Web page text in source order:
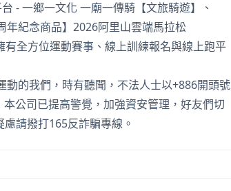
- 一鄉一文化 一廟一傳騎【文旅騎遊】、
年紀念商品】2026阿里山雲端馬拉松
全方位運動賽事、線上訓練報名與線上跑平
的我們，時有聽聞，不法人士以+886開頭號
公司已提高警覺，加強資安管理，好友們切
請撥打165反詐騙專線。